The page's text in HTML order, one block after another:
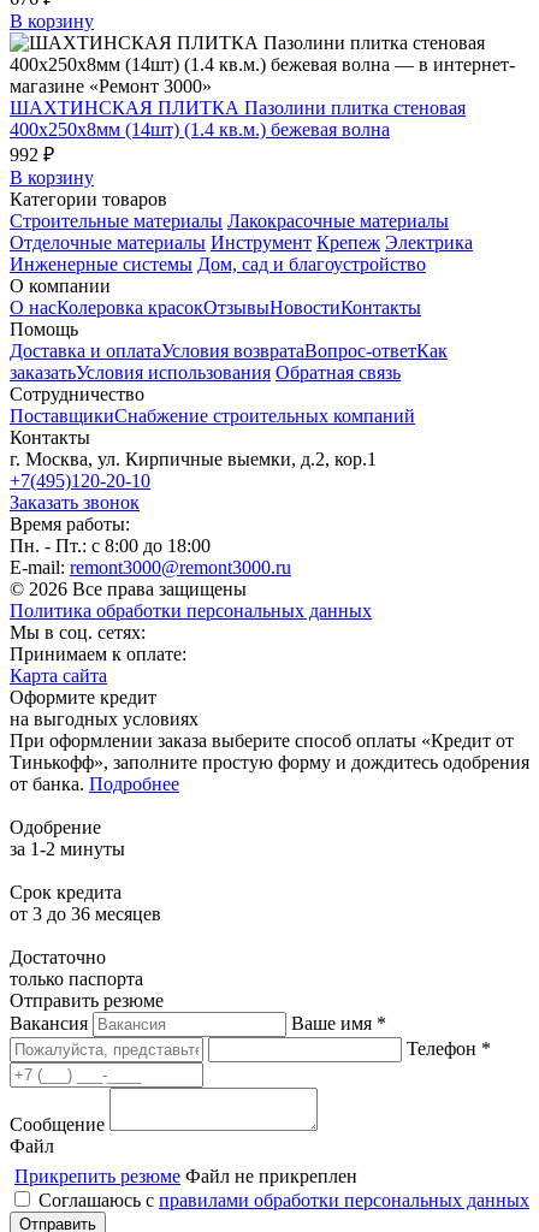
В корзину
ШАХТИНСКАЯ ПЛИТКА Пазолини плитка стеновая
400х250х8мм (14шт) (1.4 кв.м.) бежевая волна
992 ₽
В корзину
Категории товаров
Строительные материалы Лакокрасочные материалы
Отделочные материалы Инструмент Крепеж Электрика
Инженерные системы Дом, сад и благоустройство
О компании
О насКолеровка красокОтзывыНовостиКонтакты
Помощь
Доставка и оплатаУсловия возвратаВопрос-ответКак
заказатьУсловия использования Обратная связь
Сотрудничество
ПоставщикиСнабжение строительных компаний
Контакты
г. Москва, ул. Кирпичные выемки, д.2, кор.1
+7(495)120-20-10
Заказать звонок
Время работы:
Пн. - Пт.: с 8:00 до 18:00
E-mail: remont3000@remont3000.ru
© 2026 Все права защищены
Политика обработки персональных данных
Мы в соц. сетях:
Принимаем к оплате:
Карта сайта
Оформите кредит
на выгодных условиях
При оформлении заказа выберите способ оплаты «Кредит от
Тинькофф», заполните простую форму и дождитесь одобрения
от банка. Подробнее
Одобрение
за 1-2 минуты
Срок кредита
от 3 до 36 месяцев
Достаточно
только паспорта
Отправить резюме
Вакансия
Ваше имя *
Телефон *
Сообщение
Файл
Прикрепить резюме Файл не прикреплен
Соглашаюсь с правилами обработки персональных данных